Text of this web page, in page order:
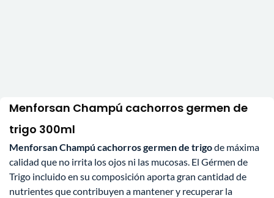
Menforsan Champú cachorros germen de
trigo 300ml
Menforsan Champú cachorros germen de trigode máxima
calidad que no irrita los ojos ni las mucosas. El Gérmen de
Trigo incluido en su composición aporta gran cantidad de
nutrientes que contribuyen a mantener y recuperar la